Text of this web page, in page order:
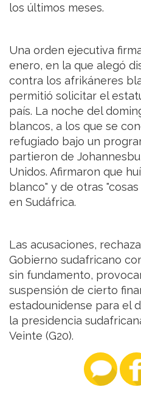
los últimos meses.
Una orden ejecutiva
enero, en la que alegó
contra los afrikáneres
permitió solicitar el
país. La noche del
blancos, a los que se
refugiado bajo un
partieron de
Unidos. Afirmaron que
blanco" y de otras
en Sudáfrica.
Las acusaciones,
Gobierno sudafricano
sin fundamento,
suspensión de cierto
estadounidense para el
la presidencia
Veinte (G20).